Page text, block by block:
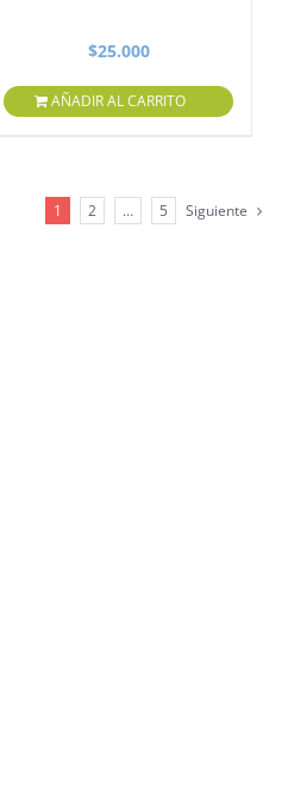
$25.000
AÑADIR AL CARRITO
1 2 … 5 Siguiente